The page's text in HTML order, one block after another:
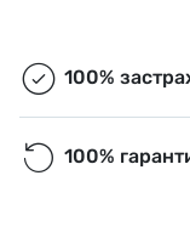
Экспресс-
100%
100%